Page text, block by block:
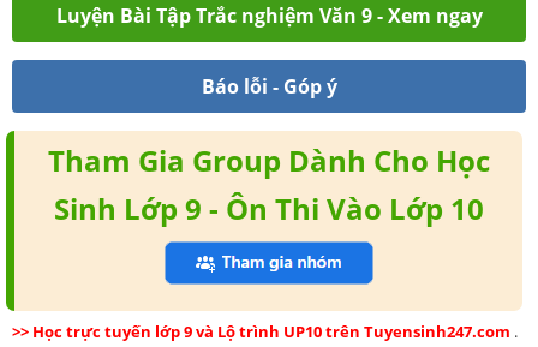
Luyện Bài Tập Trắc nghiệm Văn 9 - Xem ngay
Báo lỗi - Góp ý
Tham Gia Group Dành Cho Học
Sinh Lớp 9 - Ôn Thi Vào Lớp 10
>> Học trực tuyến lớp 9 và Lộ trình UP10 trên Tuyensinh247.com .